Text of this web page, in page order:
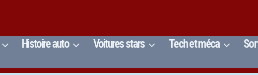
Histoire auto Voitures stars Tech et méca